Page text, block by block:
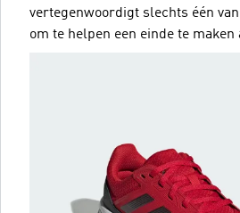
vertegenwoordigt slechts één
om te helpen een einde te maken